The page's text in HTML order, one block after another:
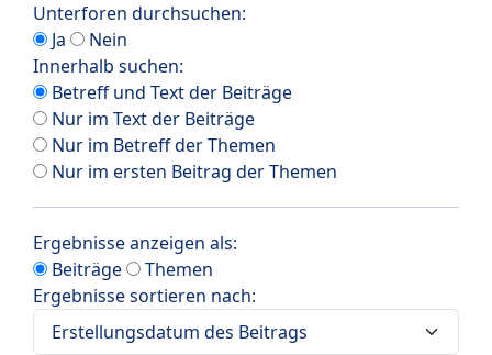
Unterforen durchsuchen:
Ja
Nein
Innerhalb suchen:
Betreff und Text der Beiträge
Nur im Text der Beiträge
Nur im Betreff der Themen
Nur im ersten Beitrag der Themen
Ergebnisse anzeigen als:
Beiträge
Themen
Ergebnisse sortieren nach: